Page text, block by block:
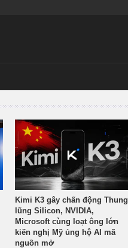
Kimi K3 gây chấn động Thung
lũng Silicon, NVIDIA,
Microsoft cùng loạt ông lớn
kiến nghị Mỹ ủng hộ AI mã
nguồn mở